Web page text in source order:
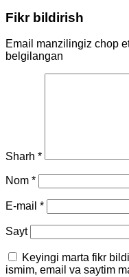
Fikr bildirish
Email manzilingiz chop
belgilangan
Sharh *
Nom *
E-mail *
Sayt
Keyingi marta fikr
ismim, email va saytim